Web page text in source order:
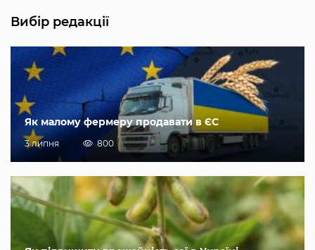
Вибір редакції
Як малому фермеру продавати в ЄС
3 липня 800